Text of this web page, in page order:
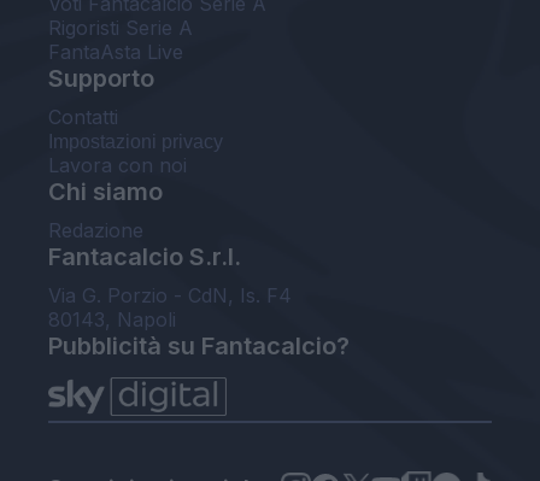
Rigoristi Serie A
FantaAsta Live
Supporto
Contatti
Impostazioni privacy
Lavora con noi
Chi siamo
Redazione
Fantacalcio S.r.l.
Via G. Porzio - CdN, Is. F4
80143, Napoli
Pubblicità su Fantacalcio?